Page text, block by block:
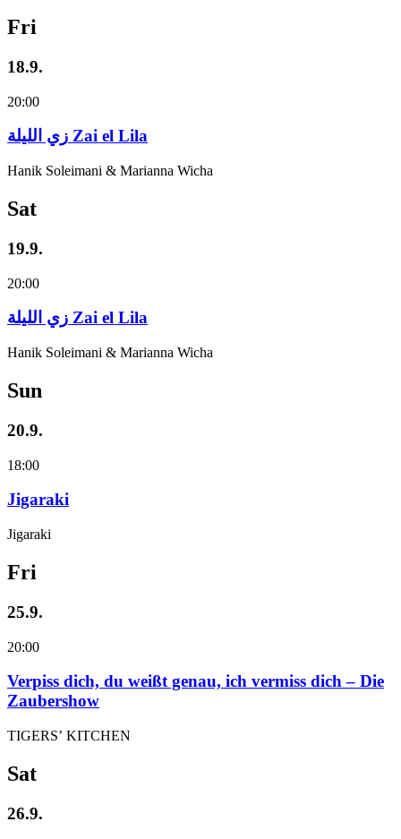
Fri
18.9.
20:00
زي‌ اللیلة Zai el Lila
Hanik Soleimani & Marianna Wicha
Sat
19.9.
20:00
زي‌ اللیلة Zai el Lila
Hanik Soleimani & Marianna Wicha
Sun
20.9.
18:00
Jigaraki
Jigaraki
Fri
25.9.
20:00
Verpiss dich, du weißt genau, ich vermiss dich – Die
Zaubershow
TIGERS’ KITCHEN
Sat
26.9.